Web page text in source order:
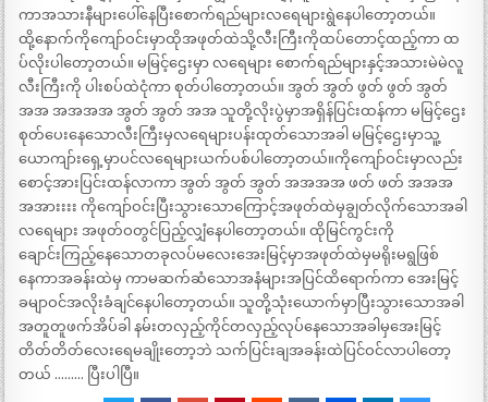
ကာအသားနီများပေါ်နေပြီးစောက်ရည်များလရေများရွဲနေပါတော့တယ်။
ထို့နောက်ကိုကျော်ဝင်းမှာထိုအဖုတ်ထဲသို့လီးကြီးကိုထပ်တောင့်ထည့်ကာ ထ
ပ်လိုးပါတော့တယ်။ မမြင့်ဌေးမှာ လရေများ စောက်ရည်များနှင့်အသားမဲမဲလူ
လီးကြီးကို ပါးစပ်ထဲငုံကာ စုတ်ပါတော့တယ်။ အွတ် အွတ် ဖွတ် ဖွတ် အွတ်
အအ အအအအ အွတ် အွတ် အအ သူတို့လိုးပွဲမှာအရှိန်ပြင်းထန်ကာ မမြင့်ဌေး
စုတ်ပေးနေသောလီးကြီးမှလရေများပန်းထုတ်သောအခါ မမြင့်ဌေးမှာသူ့
ယောကျာ်းရှေ့မှာပင်လရေများယက်ပစ်ပါတော့တယ်။ကိုကျော်ဝင်းမှာလည်း
စောင့်အားပြင်းထန်လာကာ အွတ် အွတ် အွတ် အအအအ ဖတ် ဖတ် အအအ
အအားးးး ကိုကျော်ဝင်းပြီးသွားသောကြောင့်အဖုတ်ထဲမှချွတ်လိုက်သောအခါ
လရေများ အဖုတ်ဝတွင်ပြည့်လျှံနေပါတော့တယ်။ ထိုမြင်ကွင်းကို
ချောင်းကြည့်နေသောတခုလပ်မလေးအေးမြင့်မှာအဖုတ်ထဲမှမရိုးမရွဖြစ်
နေကာအခန်းထဲမှ ကာမဆက်ဆံသောအနံများအပြင်ထိရောက်ကာ အေးမြင့်
ခမျာဝင်အလိုးခံချင်နေပါတော့တယ်။ သူတို့သုံးယောက်မှာပြီးသွားသောအခါ
အတူတူဖက်အိပ်ခါ နမ်းတလှည့်ကိုင်တလှည့်လုပ်နေသောအခါမှအေးမြင့်
တိတ်တိတ်လေးရေမချိုးတော့ဘဲ သက်ပြင်းချအခန်းထဲပြင်ဝင်လာပါတော့
တယ် ……… ပြီးပါပြီ။